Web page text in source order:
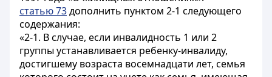
статью 73дополнить пунктом 2-1 следующего
содержания:
«2-1. В случае, если инвалидность 1 или 2
группы устанавливается ребенку-инвалиду,
достигшему возраста восемнадцати лет, семья